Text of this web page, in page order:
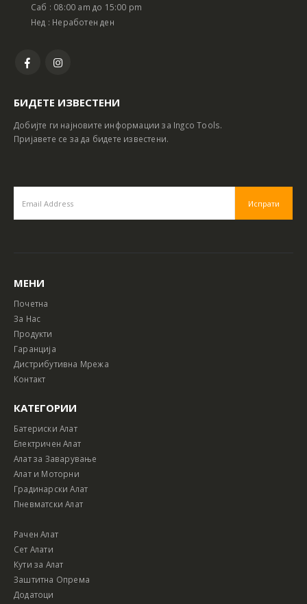
Саб : 08:00 am до 15:00 pm
Нед : Неработен ден
БИДЕТЕ ИЗВЕСТЕНИ
Добијте ги најновите информации за Ingco Tools.
Пријавете се за да бидете известени.
МЕНИ
Почетна
За Нас
Продукти
Гаранција
Дистрибутивна Мрежа
Контакт
КАТЕГОРИИ
Батериски Алат
Електричен Алат
Алат за Заварување
Алат и Моторни
Градинарски Алат
Пневматски Алат
Рачен Алат
Сет Алати
Кути за Алат
Заштитна Опрема
Додатоци